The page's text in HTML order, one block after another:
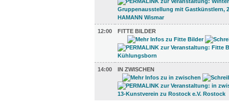
12:00 FITTE BILDER
14:00 IN ZWISCHEN